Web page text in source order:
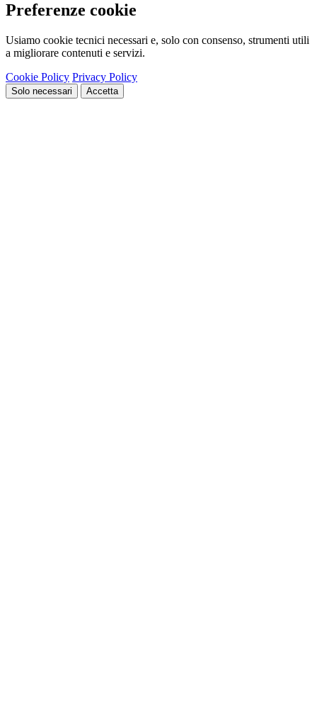
Preferenze cookie
Usiamo cookie tecnici necessari e, solo con consenso, strumenti utili
a migliorare contenuti e servizi.
Cookie Policy Privacy Policy
Solo necessari Accetta